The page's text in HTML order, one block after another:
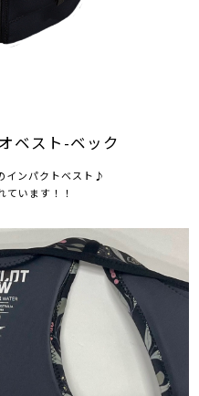
ベスト-ベック
インパクトベスト♪
ています！！